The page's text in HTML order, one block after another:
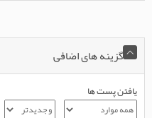
گزینه های اضافی
یافتن پست ها